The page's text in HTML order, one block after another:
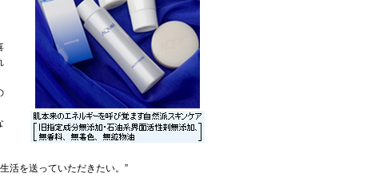
活を送っていただきたい。”